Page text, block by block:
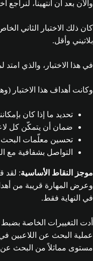
والآن بعد أن انتهينا، لنراجع
بلاتيني وأقل.
في هذا الاختبار، والذي امتد لمدة أقل من أسبوعين في نهاية التقسيم 2،
وكانت أهداف هذا الاختبار
تحديد ما إذا كان
ضمان أن يتمكّن كل
تحسين معلّمات البحث
التواصل بشفافية مع
موجز النقاط الأساسية: لقد
وعرض المهارة قريبة من
في النهاية فقط.
عملية البحث عن اللاعبين في
مستوى مماثلاً من البحث عن